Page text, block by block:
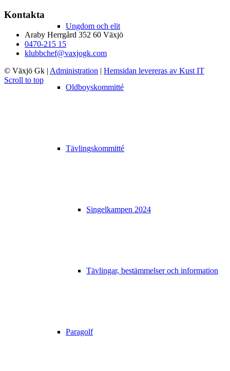
Ungdom och elit
Oldboyskommitté
Tävlingskommitté
Singelkampen 2024
Tävlingar, bestämmelser och information
Paragolf
Kontakta
Araby Herrgård 352 60 Växjö
0470-215 15
klubbchef@vaxjogk.com
© Växjö Gk | Administration | Hemsidan levereras av Kust IT
Scroll to top